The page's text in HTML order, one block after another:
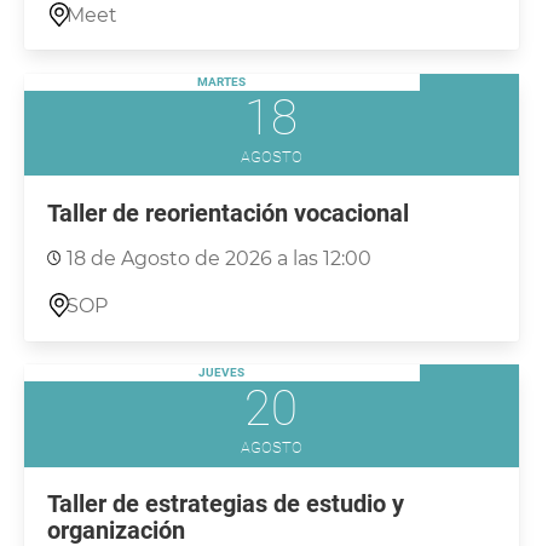
Meet
MARTES
18
AGOSTO
Taller de reorientación vocacional
18 de Agosto de 2026 a las 12:00
SOP
JUEVES
20
AGOSTO
Taller de estrategias de estudio y
organización